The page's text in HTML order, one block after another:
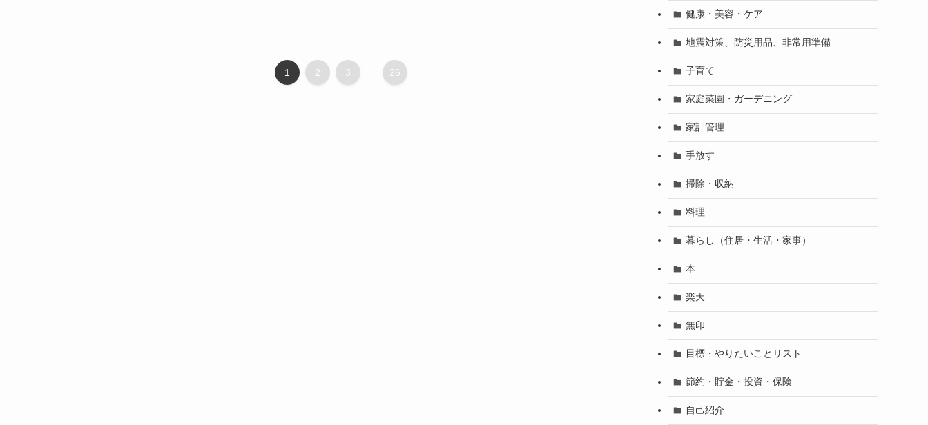
1 2 3 26
健康・美容・ケア
地震対策、防災用品、非常用準備
子育て
家庭菜園・ガーデニング
家計管理
手放す
掃除・収納
料理
暮らし（住居・生活・家事）
本
楽天
無印
目標・やりたいことリスト
節約・貯金・投資・保険
自己紹介